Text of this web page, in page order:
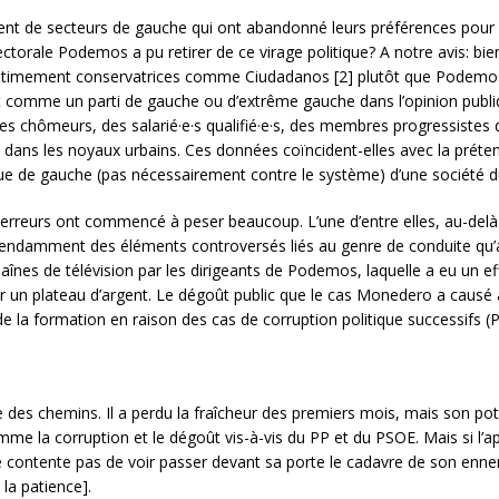
de secteurs de gauche qui ont abandonné leurs préférences
Podemos a pu retirer de ce virage politique? A notre avis:
conservatrices comme Ciudadanos [2] plutôt que
un parti de gauche ou d’extrême gauche dans l’opinion
chômeurs, des salarié·e·s qualifié·e·s, des membres
les noyaux urbains. Ces données coïncident-elles avec la
de gauche (pas nécessairement contre le système) d’une société
ont commencé à peser beaucoup. L’une d’entre elles, au-
des éléments controversés liés au genre de conduite
de télévision par les dirigeants de Podemos, laquelle a eu un
un plateau d’argent. Le dégoût public que le cas Monedero a
la formation en raison des cas de corruption politique successifs
chemins. Il a perdu la fraîcheur des premiers mois, mais son
la corruption et le dégoût vis-à-vis du PP et du PSOE. Mais si
pas de voir passer devant sa porte le cadavre de son
patience].